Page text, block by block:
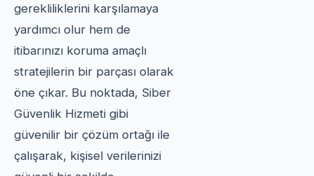
gerekliliklerini karşılamaya
yardımcı olur hem de
itibarınızı koruma amaçlı
stratejilerin bir parçası olarak
öne çıkar. Bu noktada, Siber
Güvenlik Hizmeti gibi
güvenilir bir çözüm ortağı ile
çalışarak, kişisel verilerinizi